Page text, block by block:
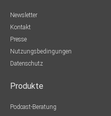
Newsletter
Kontakt
Presse
Nutzungsbedingungen
Datenschutz
Produkte
Podcast-Beratung